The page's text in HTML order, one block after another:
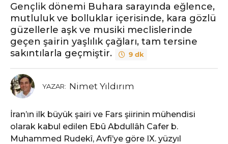
l
ö
n
c
y
l
n
Gençlik dönemi Buhara sarayında eğlence,
mutluluk ve bolluklar içerisinde, kara gözlü
güzellerle aşk ve musiki meclislerinde
geçen şairin yaşlılık çağları, tam tersine
sakıntılarla geçmiştir.
9 dk
YAZAR: Nimet Yıldırım
İran’ın ilk büyük şairi ve Fars şiirinin mühendisi
olarak kabul edilen Ebû Abdullâh Cafer b.
Muhammed Rudekî, Avfî’ye göre IX. yüzyıl